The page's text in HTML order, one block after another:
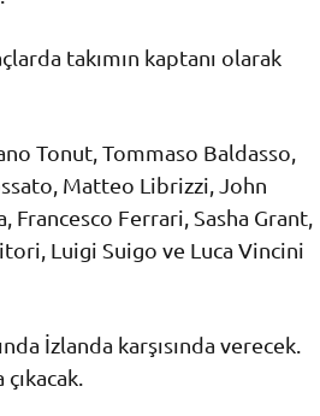
takımın kaptanı olarak
Tonut, Tommaso Baldasso,
Matteo Librizzi, John
Ferrari, Sasha Grant,
Luigi Suigo ve Luca Vincini
İzlanda karşısında verecek.